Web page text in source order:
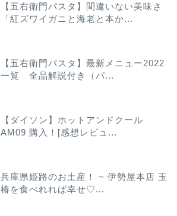
【五右衛門パスタ】間違いない美味さ
「紅ズワイガニと海老と本か...
【五右衛門パスタ】最新メニュー2022
一覧 全品解説付き（パ...
【ダイソン】ホットアンドクール
AM09 購入！[感想レビュ...
兵庫県姫路のお土産！ ~ 伊勢屋本店 玉
椿を食べれれば幸せ♡...